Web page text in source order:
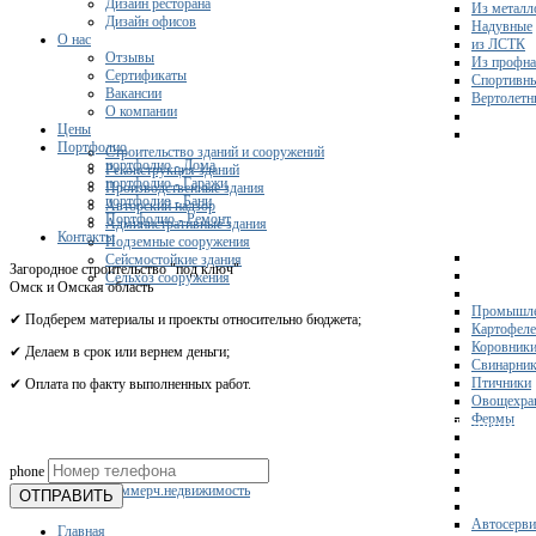
Из
Надувные
из ЛСТК
Из
Строительство зданий и сооружений
Реконструкция зданий
Производственные здания
Авторский надзор
Административные здания
Подземные сооружения
Сейсмостойкие здания
Сельхоз сооружения
Коровники
Птичники
Фермы
Склады
Коммерч.недвижимость
Дизайн ресторана
Дизайн офисов
О нас
Отзывы
Сертификаты
Вакансии
О компании
Цены
Портфолио
портфолио - Дома
портфолио - Гаражи
портфолио - Бани
Портфолио - Ремонт
Контакты
Загородное строительство "под ключ"
Омск и Омская область
✔ Подберем материалы и проекты относительно бюджета;
✔ Делаем в срок или вернем деньги;
✔ Оплата по факту выполненных работ.
phone
ОТПРАВИТЬ
Главная